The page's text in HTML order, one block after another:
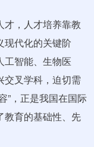
才，人才培养靠教
现代化的关键阶
工智能、生物医
交叉学科，迫切需
”，正是我国在国际
教育的基础性、先